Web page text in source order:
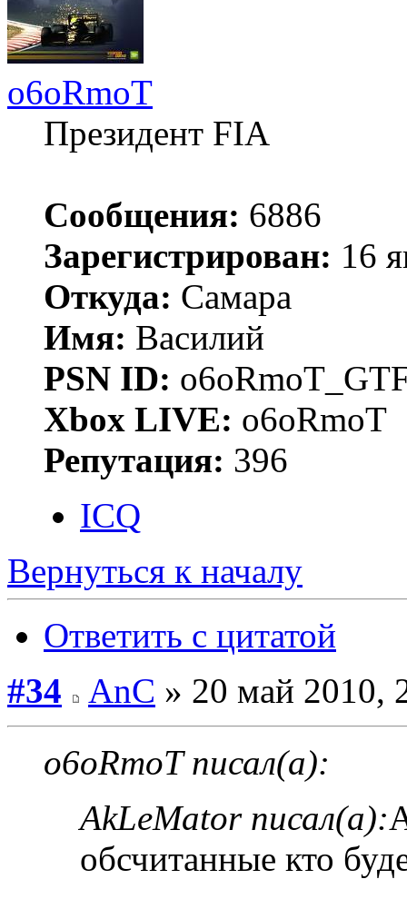
o6oRmoT
Президент FIA
Сообщения: 6886
Зарегистрирован: 16
Откуда: Самара
Имя: Василий
PSN ID:
Xbox LIVE: o6oRmoT
Репутация: 396
ICQ
Вернуться к началу
Ответить с цитатой
#34
AnC » 20 май 2010,
o6oRmoT писал(а):
AkLeMator писал(а):
обсчитанные кто